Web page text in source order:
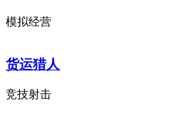
模拟经营
货运猎人
竞技射击